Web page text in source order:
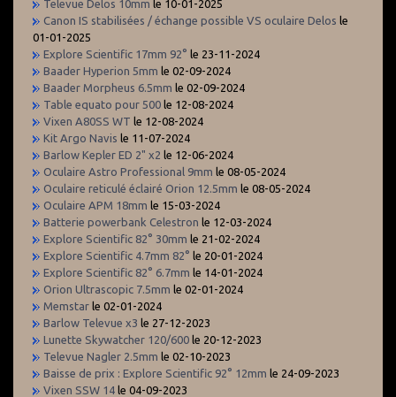
Televue Delos 10mm le 10-01-2025
Canon IS stabilisées / échange possible VS oculaire Delos le
01-01-2025
Explore Scientific 17mm 92° le 23-11-2024
Baader Hyperion 5mm le 02-09-2024
Baader Morpheus 6.5mm le 02-09-2024
Table equato pour 500 le 12-08-2024
Vixen A80SS WT le 12-08-2024
Kit Argo Navis le 11-07-2024
Barlow Kepler ED 2" x2 le 12-06-2024
Oculaire Astro Professional 9mm le 08-05-2024
Oculaire reticulé éclairé Orion 12.5mm le 08-05-2024
Oculaire APM 18mm le 15-03-2024
Batterie powerbank Celestron le 12-03-2024
Explore Scientific 82° 30mm le 21-02-2024
Explore Scientific 4.7mm 82° le 20-01-2024
Explore Scientific 82° 6.7mm le 14-01-2024
Orion Ultrascopic 7.5mm le 02-01-2024
Memstar le 02-01-2024
Barlow Televue x3 le 27-12-2023
Lunette Skywatcher 120/600 le 20-12-2023
Televue Nagler 2.5mm le 02-10-2023
Baisse de prix : Explore Scientific 92° 12mm le 24-09-2023
Vixen SSW 14 le 04-09-2023